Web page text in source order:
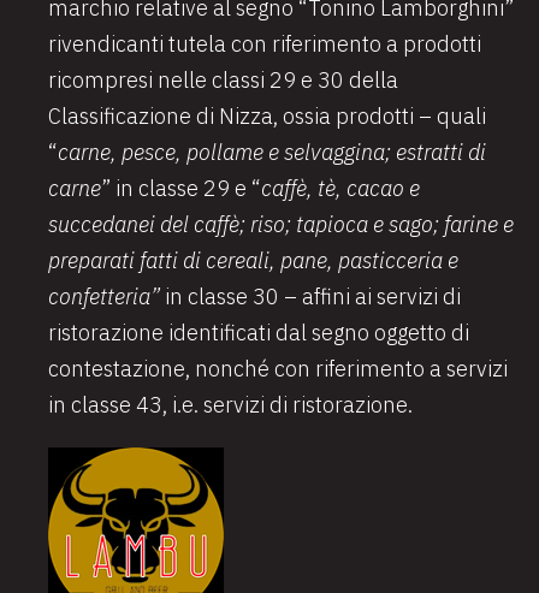
marchio relative al segno “Tonino Lamborghini”
rivendicanti tutela con riferimento a prodotti
ricompresi nelle classi 29 e 30 della
Classificazione di Nizza, ossia prodotti – quali
“carne, pesce, pollame e selvaggina; estratti di
carne” in classe 29 e “caffè, tè, cacao e
succedanei del caffè; riso; tapioca e sago; farine e
preparati fatti di cereali, pane, pasticceria e
confetteria” in classe 30 – affini ai servizi di
ristorazione identificati dal segno oggetto di
contestazione, nonché con riferimento a servizi
in classe 43, i.e. servizi di ristorazione.